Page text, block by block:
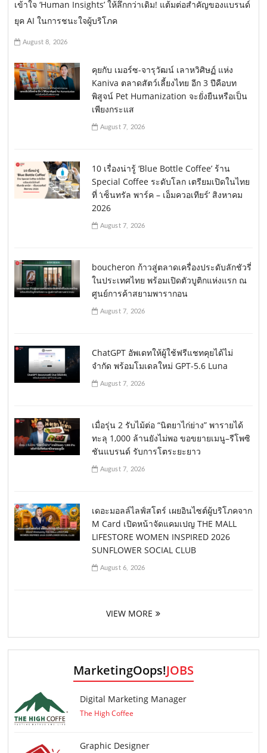
เข้าใจ ‘Human Insights’ ให้ลึกกว่าเดิม! แต้มต่อสำคัญของแบรนด์
ยุค AI ในการชนะใจผู้บริโภค
August 8, 2026
คุยกับ เมอร์ซ-จารุวัฒน์ เลาหวิศิษฏ์ แห่ง
Kaniva ตลาดสัตว์เลี้ยงไทย อีก 3 ปีคือบท
พิสูจน์ Pet Humanization จะยั่งยืนหรือเป็น
เพียงกระแส
August 7, 2026
10 เรื่องน่ารู้ ‘Blue Bottle Coffee’ ร้าน
Special Coffee ระดับโลก เตรียมเปิดในไทย
ที่ ‘เซ็นทรัล พาร์ค – เอ็มควอเทียร์’ สิงหาคม
2026
August 7, 2026
boucheron ก้าวสู่ตลาดเครื่องประดับลักชัวรี่
ในประเทศไทย พร้อมเปิดตัวบูติกแห่งแรก ณ
ศูนย์การค้าสยามพารากอน
August 7, 2026
ChatGPT อัพเดทให้ผู้ใช้ฟรีแชทคุยได้ไม่
จำกัด พร้อมโมเดลใหม่ GPT-5.6 Luna
August 7, 2026
เมื่อรุ่น 2 รับไม้ต่อ “นิตยาไก่ย่าง” พารายได้
ทะลุ 1,000 ล้านยังไม่พอ ขอขยายเมนู–รีโพซิ
ชันแบรนด์ รับการโตระยะยาว
August 7, 2026
เดอะมอลล์ไลฟ์สโตร์ เผยอินไซต์ผู้บริโภคจาก
M Card เปิดหน้าจัดแคมเปญ THE MALL
LIFESTORE WOMEN INSPIRED 2026
SUNFLOWER SOCIAL CLUB
August 6, 2026
VIEW MORE
MarketingOops!JOBS
Digital Marketing Manager
The High Coffee
Graphic Designer